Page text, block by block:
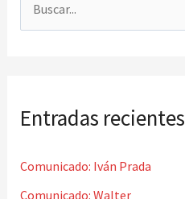
a
p
o
Entradas recientes
Comunicado: Iván Prada
Comunicado: Walter